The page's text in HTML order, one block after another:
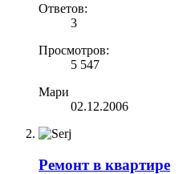
Ответов:
3
Просмотров:
5 547
Мари
02.12.2006
Ремонт в квартире